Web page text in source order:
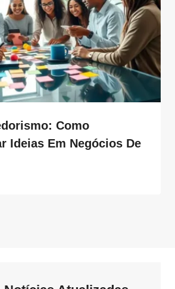
Como
Ideias Em Negócios De